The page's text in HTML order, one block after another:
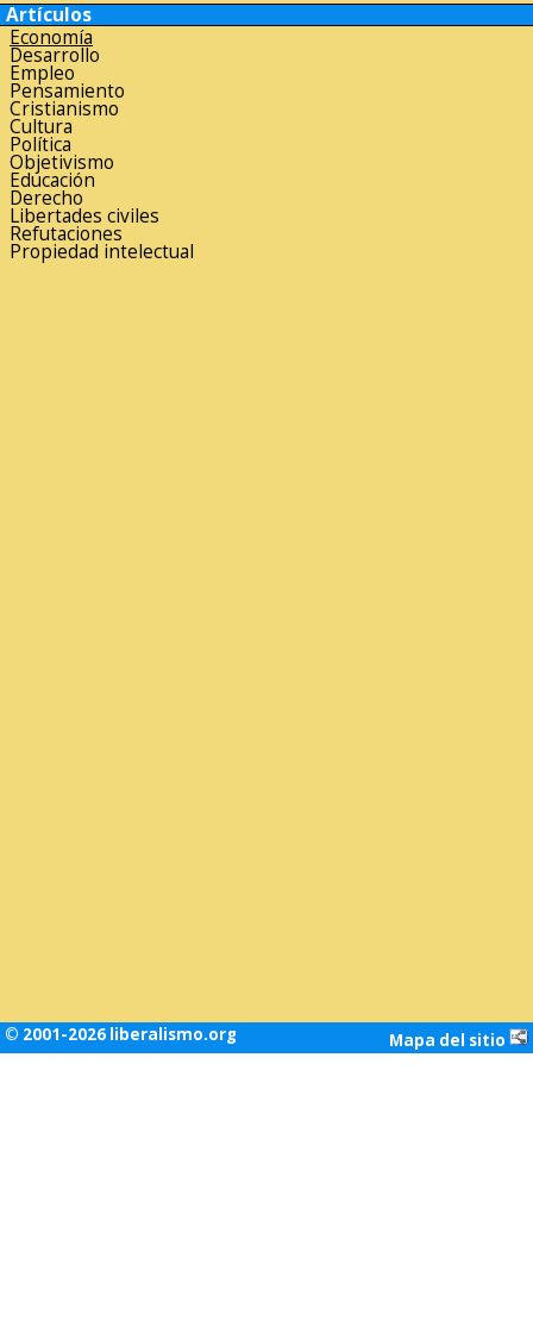
Artículos
Economía
Desarrollo
Empleo
Pensamiento
Cristianismo
Cultura
Política
Objetivismo
Educación
Derecho
Libertades civiles
Refutaciones
Propiedad intelectual
© 2001-2026 liberalismo.org Mapa del sitio